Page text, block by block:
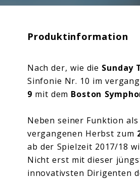
Produktinformation
Nach der, wie die Sunday
Sinfonie Nr. 10 im
9 mit dem Boston
Neben seiner Funktion
vergangenen Herbst zum
ab der Spielzeit 2017/18
Nicht erst mit dieser
innovativsten Dirigenten